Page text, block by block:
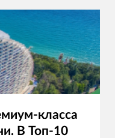
класса
В Топ-10